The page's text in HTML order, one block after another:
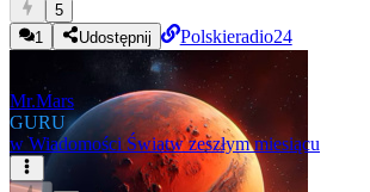
5
1
Udostępnij Polskieradio24
Mr.Mars
GURU
w Wiadomości Światw zeszłym miesiącu